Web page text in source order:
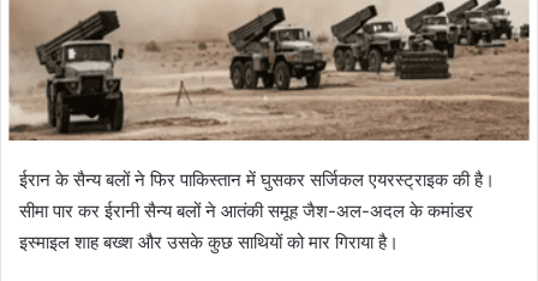
ईरान के सैन्य बलों ने फिर पाकिस्तान में घुसकर सर्जिकल एयरस्ट्राइक की है।
सीमा पार कर ईरानी सैन्य बलों ने आतंकी समूह जैश-अल-अदल के कमांडर
इस्माइल शाह बख्श और उसके कुछ साथियों को मार गिराया है।